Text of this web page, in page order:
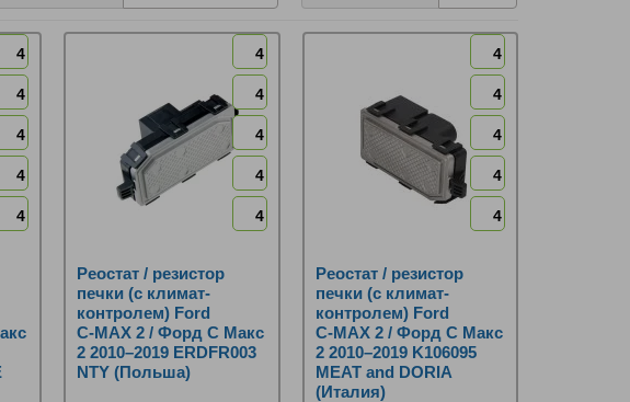
4
4
4
4
4
4
4
4
4
4
Реостат / резистор
печки (с климат-
контролем) Ford
C‑MAX 2 / Форд С Макс
2 2010–2019 ERDFR003
NTY (Польша)
4
4
4
4
4
Реостат / резистор
печки (с климат-
контролем) Ford
C‑MAX 2 / Форд С Макс
2 2010–2019 K106095
MEAT and DORIA
(Италия)